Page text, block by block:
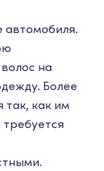
на
Более
так, как им
требуется